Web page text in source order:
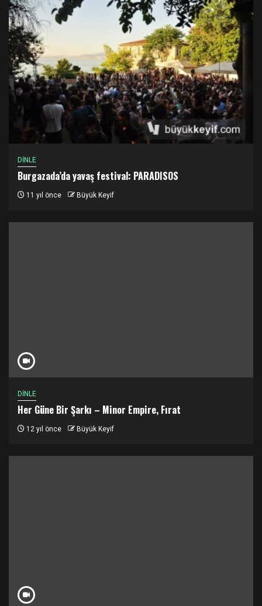
DİNLE
Burgazada’da yavaş festival: PARADISOS
11 yıl önce Büyük Keyif
DİNLE
Her Güne Bir Şarkı – Minor Empire, Fırat
12 yıl önce Büyük Keyif